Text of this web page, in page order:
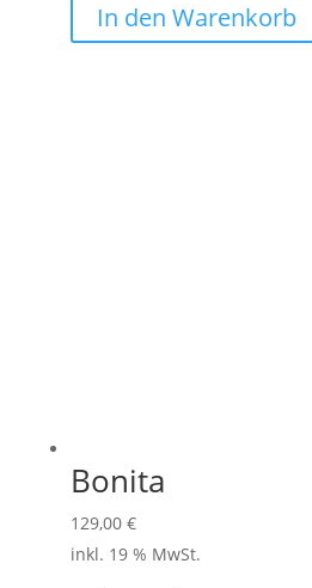
In den Warenkorb
Bonita
129,00 €
inkl. 19 % MwSt.